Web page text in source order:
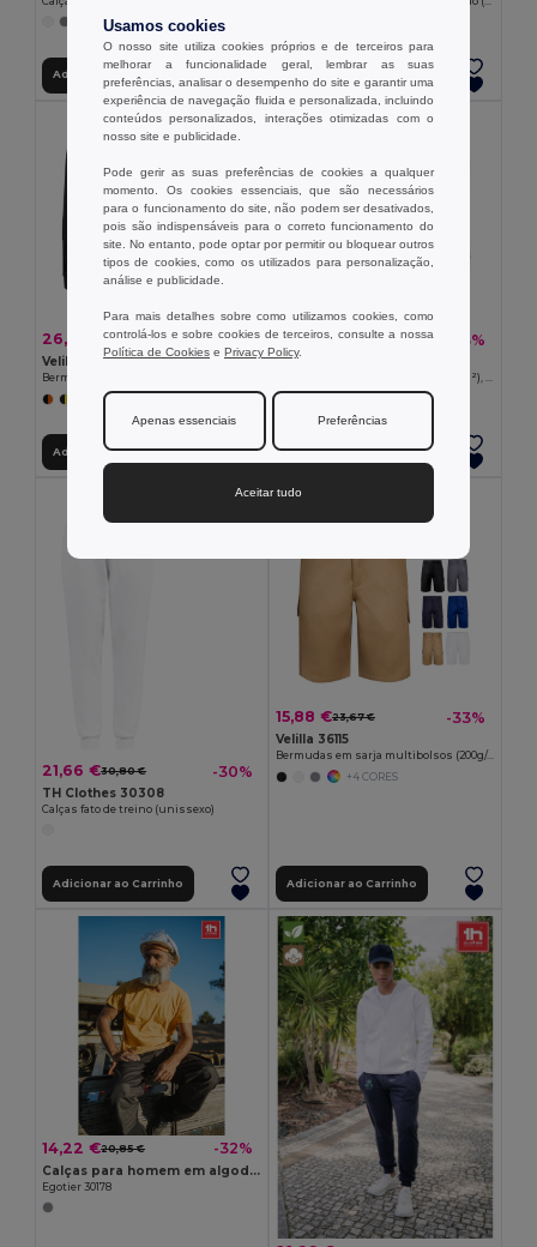
+1 CORES
Adicionar ao Carrinho Adicionar ao Carrinho
26,03 €41,05 € -37%
Velilla 36018
Adicionar ao Carrinho
28,57 € 50,46 € -43%
Velilla 36008
Calças stretch multibolsos (290g/m²), em algodão (46%), EME (38%) e poliéster (16%)
Adicionar ao Carrinho
21,66 €30,80 € -30%
TH Clothes 30308
Calças fato de treino (unissexo)
Adicionar ao Carrinho
15,88 €23,67 € -33%
Velilla 36115
Bermudas em sarja multibolsos (200g/m²), em algodão (35%) e poliéster (65%)
+4 CORES
Adicionar ao Carrinho
14,22 €20,85 € -32%
Calças para homem em algodão e poliéster
Egotier 30178
Usamos cookies
O nosso site utiliza cookies próprios e de terceiros para
melhorar a funcionalidade geral, lembrar as suas
preferências, analisar o desempenho do site e garantir uma
experiência de navegação fluida e personalizada, incluindo
conteúdos personalizados, interações otimizadas com o
nosso site e publicidade.
Pode gerir as suas preferências de cookies a qualquer
momento. Os cookies essenciais, que são necessários
para o funcionamento do site, não podem ser desativados,
pois são indispensáveis para o correto funcionamento do
site. No entanto, pode optar por permitir ou bloquear outros
tipos de cookies, como os utilizados para personalização,
análise e publicidade.
Para mais detalhes sobre como utilizamos cookies, como
controlá-los e sobre cookies de terceiros, consulte a nossa
Política de Cookies e Privacy Policy.
Apenas essenciais Preferências
Aceitar tudo